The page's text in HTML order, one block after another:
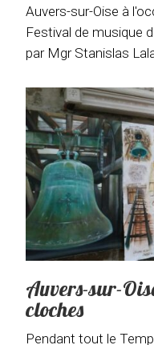
Auvers-sur-Oise à
Festival de musique
par Mgr Stanislas
Auvers-sur-
cloches
Pendant tout le